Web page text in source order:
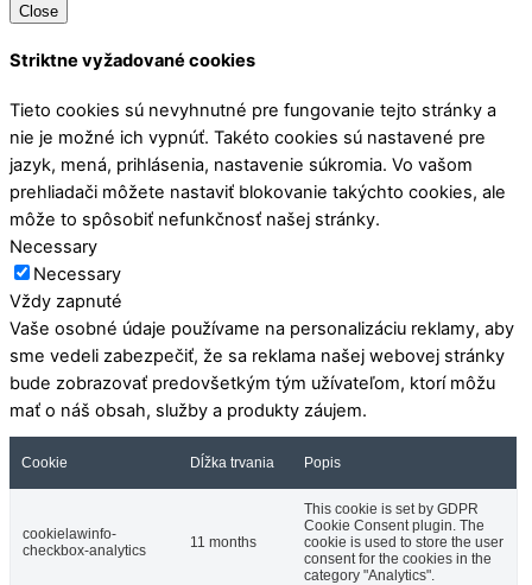
Close
Striktne vyžadované cookies
Tieto cookies sú nevyhnutné pre fungovanie tejto stránky a
nie je možné ich vypnúť. Takéto cookies sú nastavené pre
jazyk, mená, prihlásenia, nastavenie súkromia. Vo vašom
prehliadači môžete nastaviť blokovanie takýchto cookies, ale
môže to spôsobiť nefunkčnosť našej stránky.
Necessary
Necessary
Vždy zapnuté
Vaše osobné údaje používame na personalizáciu reklamy, aby
sme vedeli zabezpečiť, že sa reklama našej webovej stránky
bude zobrazovať predovšetkým tým užívateľom, ktorí môžu
mať o náš obsah, služby a produkty záujem.
Cookie Dĺžka trvania Popis
cookielawinfo-
checkbox-analytics
11 months
This cookie is set by GDPR
Cookie Consent plugin. The
cookie is used to store the user
consent for the cookies in the
category "Analytics".